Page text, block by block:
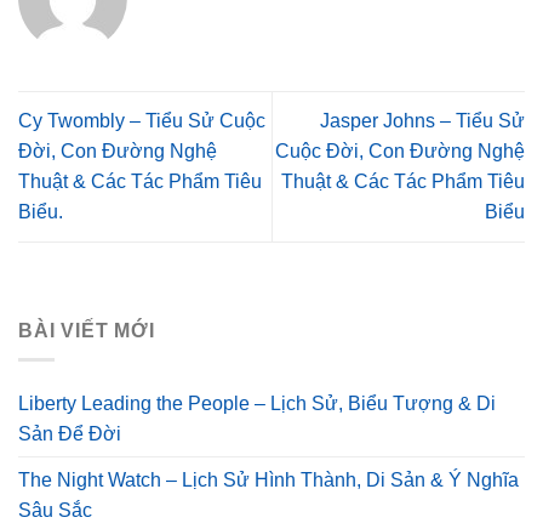
Cy Twombly – Tiểu Sử Cuộc
Đời, Con Đường Nghệ
Thuật & Các Tác Phẩm Tiêu
Biểu.
Jasper Johns – Tiểu Sử
Cuộc Đời, Con Đường Nghệ
Thuật & Các Tác Phẩm Tiêu
Biểu
BÀI VIẾT MỚI
Liberty Leading the People – Lịch Sử, Biểu Tượng & Di
Sản Để Đời
The Night Watch – Lịch Sử Hình Thành, Di Sản & Ý Nghĩa
Sâu Sắc